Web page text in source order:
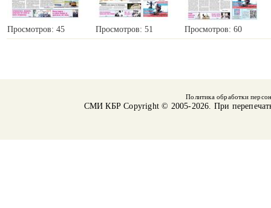
Просмотров: 45 Просмотров: 51 Просмотров: 60
Политика обработки
СМИ КБРCopyright © 2005-2026. При